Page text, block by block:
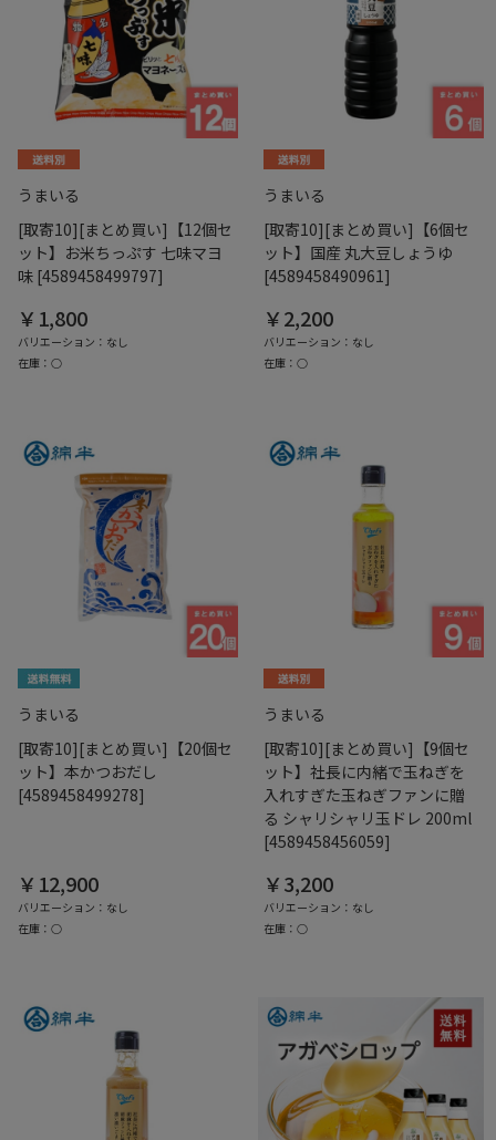
うまいる
[取寄10][まとめ買い]【12個セ
ット】お米ちっぷす 七味マヨ
味 [4589458499797]
￥1,800
バリエーション：なし
在庫：○
うまいる
[取寄10][まとめ買い]【6個セ
ット】国産 丸大豆しょうゆ
[4589458490961]
￥2,200
バリエーション：なし
在庫：○
うまいる
[取寄10][まとめ買い]【20個セ
ット】本かつおだし
[4589458499278]
￥12,900
バリエーション：なし
在庫：○
うまいる
[取寄10][まとめ買い]【9個セ
ット】社長に内緒で玉ねぎを
入れすぎた玉ねぎファンに贈
る シャリシャリ玉ドレ 200ml
[4589458456059]
￥3,200
バリエーション：なし
在庫：○